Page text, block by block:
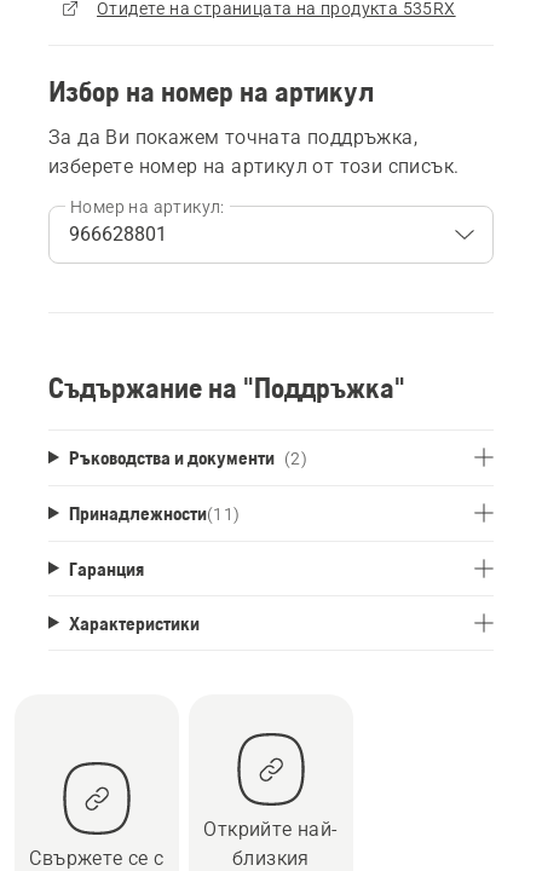
Отидете на страницата на продукта 535RX
Избор на номер на артикул
За да Ви покажем точната поддръжка,
изберете номер на артикул от този списък.
Номер на артикул:
Съдържание на "Поддръжка"
Ръководства и документи (2)
Принадлежности(11)
Гаранция
Характеристики
Свържете се с
Открийте най-
близкия